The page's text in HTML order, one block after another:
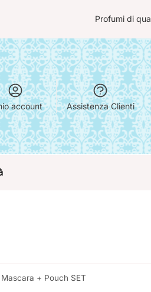
Profumi di
account Assistenza Clienti
+ Pouch SET